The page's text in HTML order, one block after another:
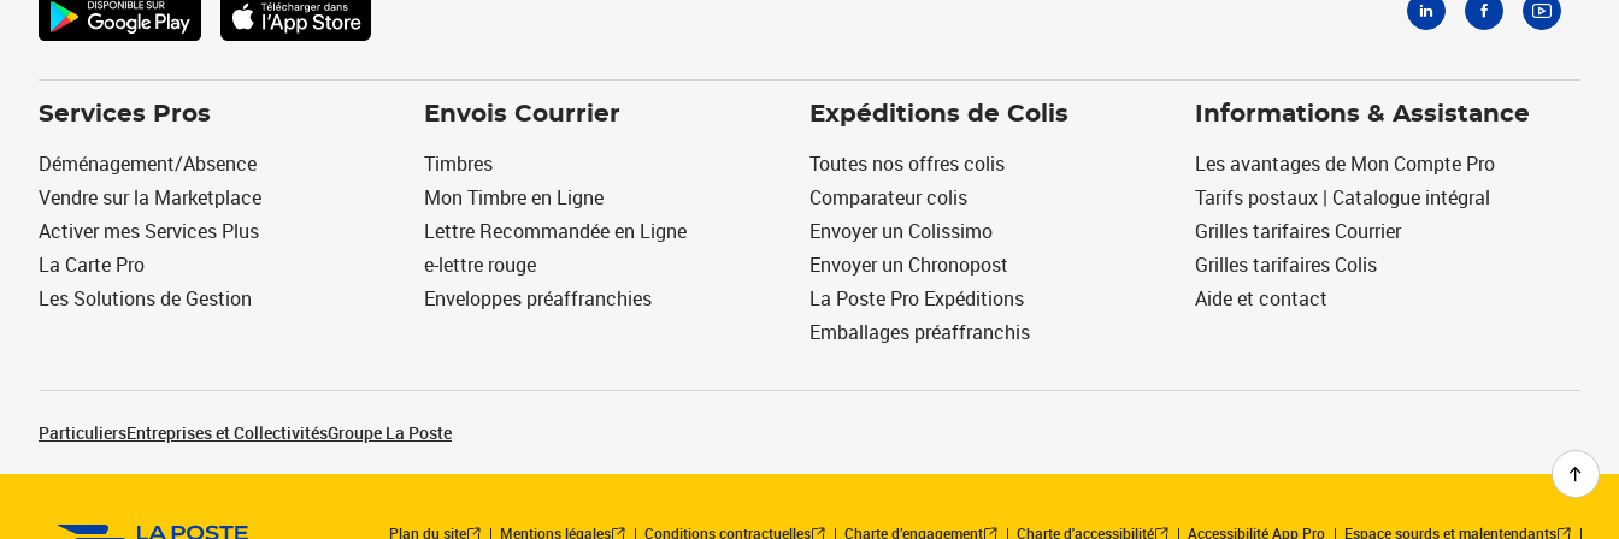
Services Pros
Déménagement/Absence
Vendre sur la Marketplace
Activer mes Services Plus
La Carte Pro
Les Solutions de Gestion
Envois Courrier
Timbres
Mon Timbre en Ligne
Lettre Recommandée en Ligne
e-lettre rouge
Enveloppes préaffranchies
Expéditions de Colis
Toutes nos offres colis
Comparateur colis
Envoyer un Colissimo
Envoyer un Chronopost
La Poste Pro Expéditions
Emballages préaffranchis
Informations & Assistance
Les avantages de Mon Compte Pro
Tarifs postaux | Catalogue intégral
Grilles tarifaires Courrier
Grilles tarifaires Colis
Aide et contact
ParticuliersEntreprises et CollectivitésGroupe La Poste
Plan du site Mentions légales Conditions contractuelles Charte d’engagement Charte d'accessibilité Accessibilité App Pro Espace sourds et malentendants